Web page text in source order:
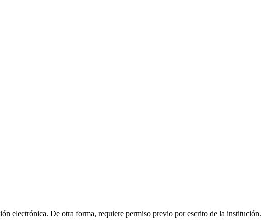
electrónica. De otra forma, requiere permiso previo por escrito de la institución.